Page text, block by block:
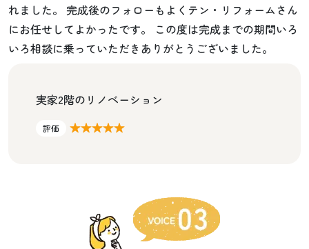
れました。 完成後のフォローもよくテン・リフォームさん
にお任せしてよかったです。 この度は完成までの期間いろ
いろ相談に乗っていただきありがとうございました。
実家2階のリノベーション
評価 ★★★★★